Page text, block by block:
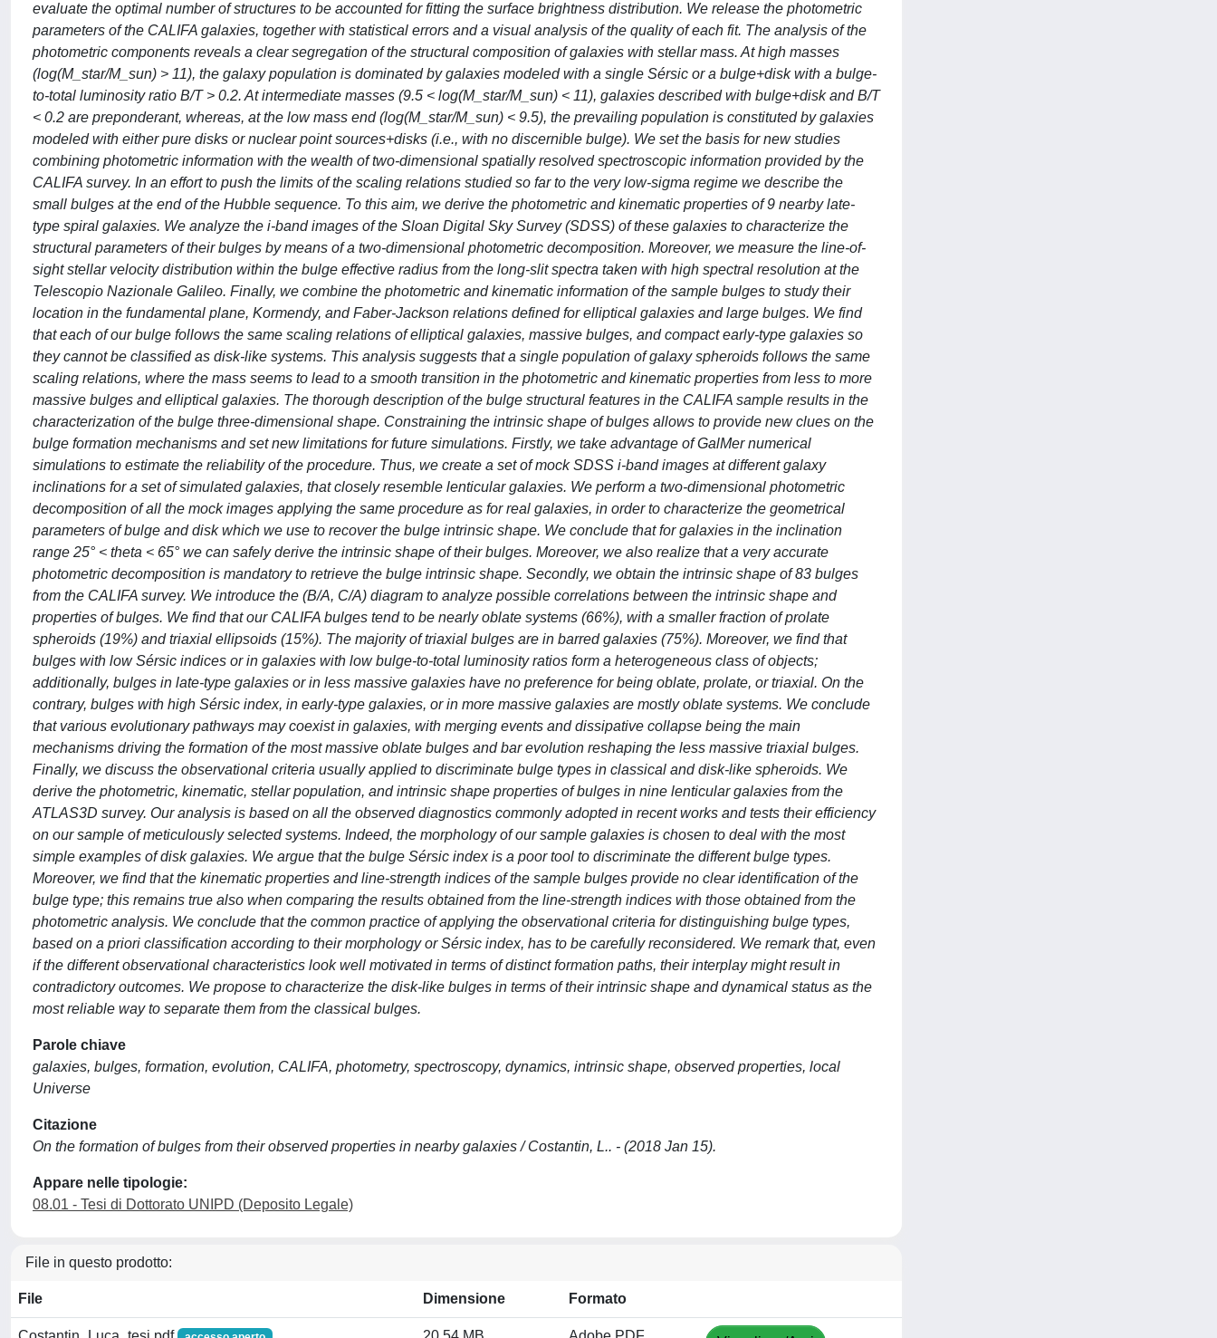
evaluate the optimal number of structures to be accounted for fitting the surface brightness distribution. We release the photometric
parameters of the CALIFA galaxies, together with statistical errors and a visual analysis of the quality of each fit. The analysis of the
photometric components reveals a clear segregation of the structural composition of galaxies with stellar mass. At high masses
(log(M_star/M_sun) > 11), the galaxy population is dominated by galaxies modeled with a single Sérsic or a bulge+disk with a bulge-
to-total luminosity ratio B/T > 0.2. At intermediate masses (9.5 < log(M_star/M_sun) < 11), galaxies described with bulge+disk and B/T
< 0.2 are preponderant, whereas, at the low mass end (log(M_star/M_sun) < 9.5), the prevailing population is constituted by galaxies
modeled with either pure disks or nuclear point sources+disks (i.e., with no discernible bulge). We set the basis for new studies
combining photometric information with the wealth of two-dimensional spatially resolved spectroscopic information provided by the
CALIFA survey. In an effort to push the limits of the scaling relations studied so far to the very low-sigma regime we describe the
small bulges at the end of the Hubble sequence. To this aim, we derive the photometric and kinematic properties of 9 nearby late-
type spiral galaxies. We analyze the i-band images of the Sloan Digital Sky Survey (SDSS) of these galaxies to characterize the
structural parameters of their bulges by means of a two-dimensional photometric decomposition. Moreover, we measure the line-of-
sight stellar velocity distribution within the bulge effective radius from the long-slit spectra taken with high spectral resolution at the
Telescopio Nazionale Galileo. Finally, we combine the photometric and kinematic information of the sample bulges to study their
location in the fundamental plane, Kormendy, and Faber-Jackson relations defined for elliptical galaxies and large bulges. We find
that each of our bulge follows the same scaling relations of elliptical galaxies, massive bulges, and compact early-type galaxies so
they cannot be classified as disk-like systems. This analysis suggests that a single population of galaxy spheroids follows the same
scaling relations, where the mass seems to lead to a smooth transition in the photometric and kinematic properties from less to more
massive bulges and elliptical galaxies. The thorough description of the bulge structural features in the CALIFA sample results in the
characterization of the bulge three-dimensional shape. Constraining the intrinsic shape of bulges allows to provide new clues on the
bulge formation mechanisms and set new limitations for future simulations. Firstly, we take advantage of GalMer numerical
simulations to estimate the reliability of the procedure. Thus, we create a set of mock SDSS i-band images at different galaxy
inclinations for a set of simulated galaxies, that closely resemble lenticular galaxies. We perform a two-dimensional photometric
decomposition of all the mock images applying the same procedure as for real galaxies, in order to characterize the geometrical
parameters of bulge and disk which we use to recover the bulge intrinsic shape. We conclude that for galaxies in the inclination
range 25° < theta < 65° we can safely derive the intrinsic shape of their bulges. Moreover, we also realize that a very accurate
photometric decomposition is mandatory to retrieve the bulge intrinsic shape. Secondly, we obtain the intrinsic shape of 83 bulges
from the CALIFA survey. We introduce the (B/A, C/A) diagram to analyze possible correlations between the intrinsic shape and
properties of bulges. We find that our CALIFA bulges tend to be nearly oblate systems (66%), with a smaller fraction of prolate
spheroids (19%) and triaxial ellipsoids (15%). The majority of triaxial bulges are in barred galaxies (75%). Moreover, we find that
bulges with low Sérsic indices or in galaxies with low bulge-to-total luminosity ratios form a heterogeneous class of objects;
additionally, bulges in late-type galaxies or in less massive galaxies have no preference for being oblate, prolate, or triaxial. On the
contrary, bulges with high Sérsic index, in early-type galaxies, or in more massive galaxies are mostly oblate systems. We conclude
that various evolutionary pathways may coexist in galaxies, with merging events and dissipative collapse being the main
mechanisms driving the formation of the most massive oblate bulges and bar evolution reshaping the less massive triaxial bulges.
Finally, we discuss the observational criteria usually applied to discriminate bulge types in classical and disk-like spheroids. We
derive the photometric, kinematic, stellar population, and intrinsic shape properties of bulges in nine lenticular galaxies from the
ATLAS3D survey. Our analysis is based on all the observed diagnostics commonly adopted in recent works and tests their efficiency
on our sample of meticulously selected systems. Indeed, the morphology of our sample galaxies is chosen to deal with the most
simple examples of disk galaxies. We argue that the bulge Sérsic index is a poor tool to discriminate the different bulge types.
Moreover, we find that the kinematic properties and line-strength indices of the sample bulges provide no clear identification of the
bulge type; this remains true also when comparing the results obtained from the line-strength indices with those obtained from the
photometric analysis. We conclude that the common practice of applying the observational criteria for distinguishing bulge types,
based on a priori classification according to their morphology or Sérsic index, has to be carefully reconsidered. We remark that, even
if the different observational characteristics look well motivated in terms of distinct formation paths, their interplay might result in
contradictory outcomes. We propose to characterize the disk-like bulges in terms of their intrinsic shape and dynamical status as the
most reliable way to separate them from the classical bulges.
Parole chiave
galaxies, bulges, formation, evolution, CALIFA, photometry, spectroscopy, dynamics, intrinsic shape, observed properties, local
Universe
Citazione
On the formation of bulges from their observed properties in nearby galaxies / Costantin, L.. - (2018 Jan 15).
Appare nelle tipologie:
08.01 - Tesi di Dottorato UNIPD (Deposito Legale)
File in questo prodotto:
File Dimensione Formato